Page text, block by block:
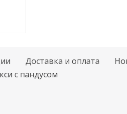
Доставка и оплата
с пандусом